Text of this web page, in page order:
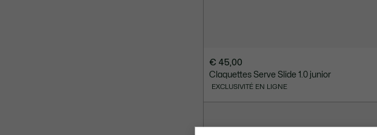
€ 45,00
Claquettes Serve Slide 1.0 junior
EXCLUSIVITÉ EN LIGNE